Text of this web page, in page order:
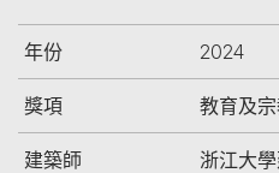
年份 2024
獎項 教育及
建築師 浙江大